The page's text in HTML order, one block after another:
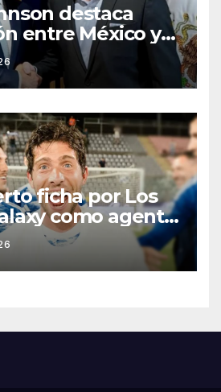
destaca
entre México y
en
de
ficha por Los
como agente